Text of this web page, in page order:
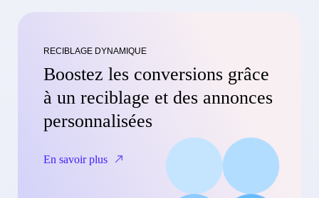
RECIBLAGE DYNAMIQUE
Boostez les conversions grâce
à un reciblage et des annonces
personnalisées
En savoir plus